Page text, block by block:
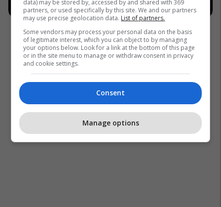
data) may be stored by, accessed by and shared with 369
partners, or used specifically by this site. We and our partners
may use precise geolocation data. List of partners.
Some vendors may process your personal data on the basis
of legitimate interest, which you can object to by managing
your options below. Look for a link at the bottom of this page
or in the site menu to manage or withdraw consent in privacy
and cookie settings.
Consent
Manage options